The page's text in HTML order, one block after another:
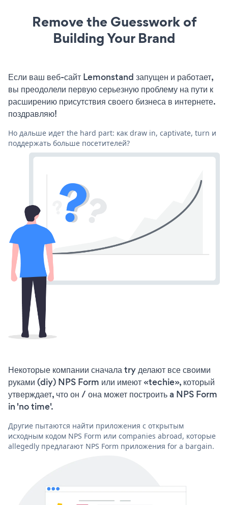
Remove the Guesswork of
Building Your Brand
Если ваш веб-сайт Lemonstand запущен и работает,
вы преодолели первую серьезную проблему на пути к
расширению присутствия своего бизнеса в интернете.
поздравляю!
Но дальше идет the hard part: как draw in, captivate, turn и
поддержать больше посетителей?
Некоторые компании сначала try делают все своими
руками (diy) NPS Form или имеют «techie», который
утверждает, что он / она может построить a NPS Form
in 'no time'.
Другие пытаются найти приложения с открытым
исходным кодом NPS Form или companies abroad, которые
allegedly предлагают NPS Form приложения for a bargain.